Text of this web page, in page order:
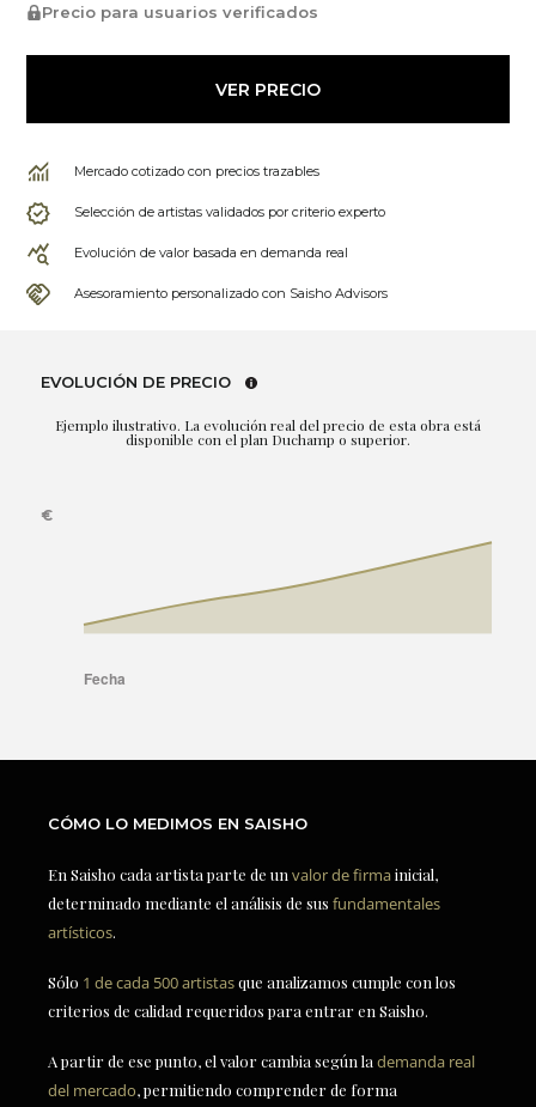
Precio para usuarios verificados
VER PRECIO
Mercado cotizado con precios trazables
Selección de artistas validados por criterio experto
Evolución de valor basada en demanda real
Asesoramiento personalizado con Saisho Advisors
EVOLUCIÓN DE PRECIO
Ejemplo ilustrativo. La evolución real del precio de esta obra está
disponible con el plan Duchamp o superior.
CÓMO LO MEDIMOS EN SAISHO
En Saisho cada artista parte de un valor de firmainicial,
determinado mediante el análisis de sus fundamentales
artísticos.
Sólo 1 de cada 500 artistasque analizamos cumple con los
criterios de calidad requeridos para entrar en Saisho.
A partir de ese punto, el valor cambia según la demanda real
del mercado, permitiendo comprender de forma